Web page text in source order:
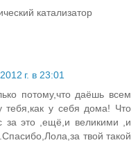
катализатор
г. в 23:01
потому,что даёшь всем
у себя дома! Что
за это ,ещё,и великими ,и
твой такой